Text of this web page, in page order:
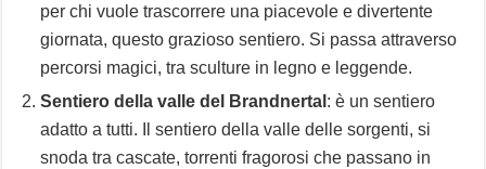
per chi vuole trascorrere una piacevole e divertente
giornata, questo grazioso sentiero. Si passa attraverso
percorsi magici, tra sculture in legno e leggende.
Sentiero della valle del
Brandnertal : è un sentiero
adatto a tutti. Il sentiero della valle delle sorgenti, si
snoda tra cascate, torrenti fragorosi che passano in